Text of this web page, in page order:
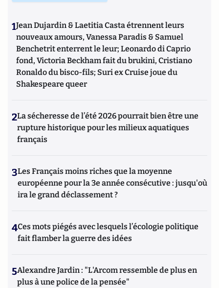
1Jean Dujardin & Laetitia Casta étrennent leurs
nouveaux amours, Vanessa Paradis & Samuel
Benchetrit enterrent le leur; Leonardo di Caprio
fond, Victoria Beckham fait du brukini, Cristiano
Ronaldo du bisco-fils; Suri ex Cruise joue du
Shakespeare queer
2La sécheresse de l’été 2026 pourrait bien être une
rupture historique pour les milieux aquatiques
français
3Les Français moins riches que la moyenne
européenne pour la 3e année consécutive : jusqu'où
ira le grand déclassement ?
4Ces mots piégés avec lesquels l’écologie politique
fait flamber la guerre des idées
5Alexandre Jardin : "L'Arcom ressemble de plus en
plus à une police de la pensée"